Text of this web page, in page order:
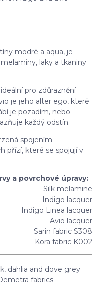
modré a aqua, je
laky a tkaniny
pro zdůraznění
je jeho alter ego, které
je pozadím, nebo
každý odstín.
spojením
přízí, které se spojují v
a povrchové úpravy:
Silk melamine
Indigo lacquer
Indigo Linea lacquer
Avio lacquer
Sarin fabric S308
Kora fabric K002